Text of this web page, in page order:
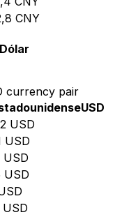
CNY
currency pair
USD
USD
USD
USD
USD
USD